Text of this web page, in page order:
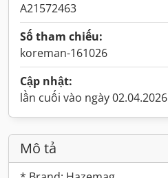
A21572463
Số tham chiếu:
koreman-161026
Cập nhật:
lần cuối vào ngày 02.04.2026
Mô tả